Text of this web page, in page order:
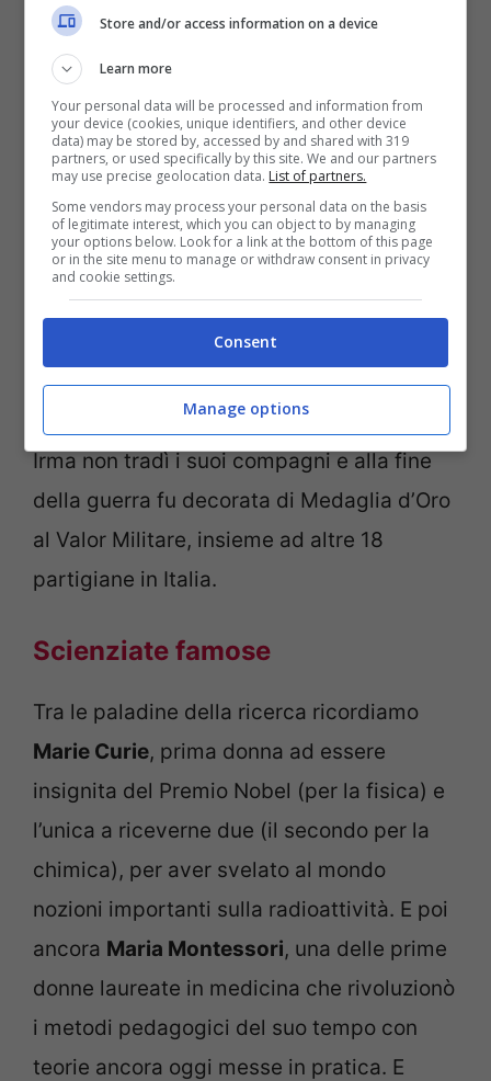
coraggio a portare alla ribalta la sua lotta
per i diritti civili agli afroamericani.
E se parliamo di lotta sul campo per i
propri diritti non possiamo non ricordare le
tante donne partigiane che hanno
affiancato giovani uomini nella battaglia
contro il nazifacismo. Una su tutte:Irma
, conosciuta con il nome di
battagliaMimma, che a 29 anni fu uccisa
dopo essere stata brutalmente torturata.
Irma non tradì i suoi compagni e alla fine
della guerra fu decorata di Medaglia d’Oro
al Valor Militare, insieme ad altre 18
partigiane in Italia.
Scienziate famose
Tra le paladine della ricerca ricordiamo
Marie Curie, prima donna ad essere
insignita del Premio Nobel (per la fisica) e
l’unica a riceverne due (il secondo per la
chimica), per aver svelato al mondo
nozioni importanti sulla radioattività. E poi
ancora Maria Montessori, una delle prime
donne laureate in medicina che rivoluzionò
i metodi pedagogici del suo tempo con
teorie ancora oggi messe in pratica. E
Store and/or access information on a device
Learn more
Your personal data will be processed and information from
your device (cookies, unique identifiers, and other device
data) may be stored by, accessed by and shared with 319
partners, or used specifically by this site. We and our partners
may use precise geolocation data. List of partners.
Some vendors may process your personal data on the basis
of legitimate interest, which you can object to by managing
your options below. Look for a link at the bottom of this page
or in the site menu to manage or withdraw consent in privacy
and cookie settings.
Consent
Manage options